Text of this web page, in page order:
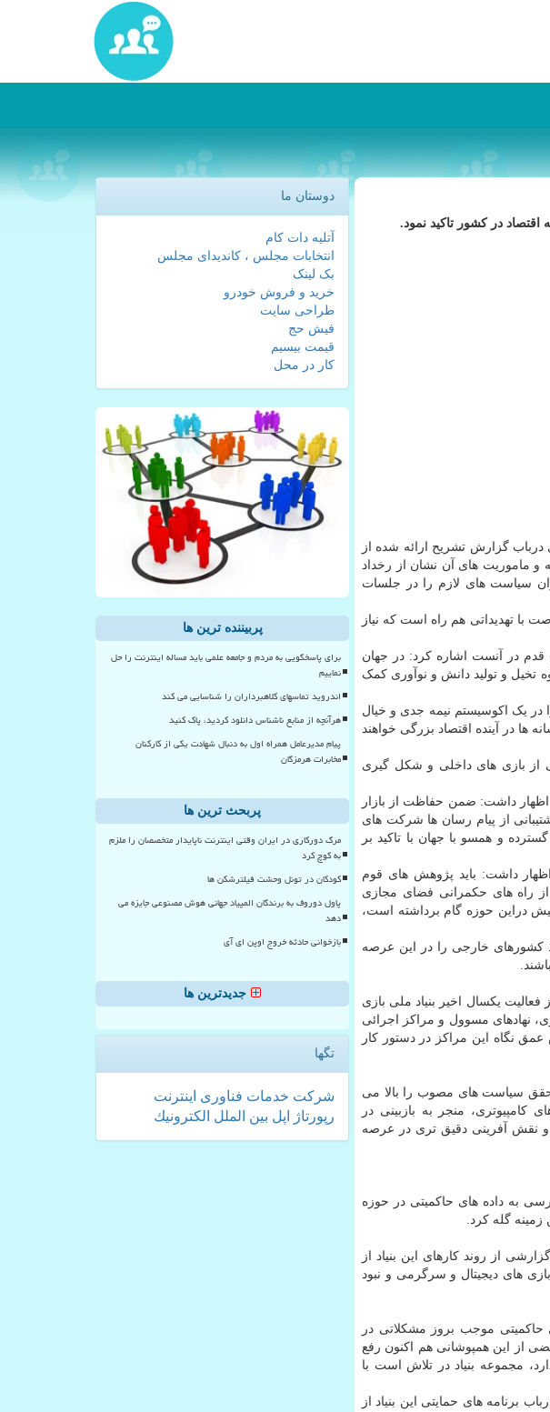
در كشور تاكید نمود.
درباب گزارش تشریح ارائه شده از
و ماموریت های آن نشان از رخداد
سیاست های لازم را در جلسات
با تهدیداتی هم راه است که نیاز
در آنست اشاره کرد: در جهان
تخیل و تولید دانش و نوآوری کمک
در یک اکوسیستم نیمه جدی و خیال
ها در آینده اقتصاد بزرگی خواهند
از بازی های داخلی و شکل گیری
اظهار داشت: ضمن حفاظت از بازار
از پیام رسان ها شرکت های
و همسو با جهان با تاکید بر
داشت: باید پژوهش های قوم
راه های حکمرانی فضای مجازی
دراین حوزه گام برداشته است،
کشورهای خارجی را در این عرصه
یکسال اخیر بنیاد ملی بازی
نهادهای مسوول و مراکز اجرائی
نگاه این مراکز در دستور کار
تحقق سیاست های مصوب را بالا می
منجر به بازبینی در
و نقش آفرینی دقیق تری در عرصه
به داده های حاکمیتی در حوزه
زمینه گله کرد.
از روند کارهای این بنیاد از
های دیجیتال و سرگرمی و نبود
حاکمیتی موجب بروز مشکلاتی در
از این همپوشانی هم اکنون رفع
مجموعه بنیاد در تلاش است با
برنامه های حمایتی این بنیاد از
دوستان ما
آتلیه دات کام
انتخابات مجلس ، کاندیدای مجلس
بک لینک
خرید و فروش خودرو
طراحی سایت
فیش حج
قیمت بیسیم
کار در محل
پربیننده ترین ها
برای پاسخگویی به مردم و جامعه علمی باید مساله اینترنت را حل
نماییم
اندروید تماسهای کلاهبرداران را شناسایی می کند
هرآنچه از منابع ناشناس دانلود کردید، پاک کنید
پیام مدیرعامل همراه اول به دنبال شهادت یکی از کارکنان
مخابرات هرمزگان
پربحث ترین ها
مرگ دورکاری در ایران وقتی اینترنت ناپایدار متخصصان را ملزم
به کوچ کرد
کودکان در تونل وحشت فیلترشکن ها
پاول دوروف به برندگان المپیاد جهانی هوش مصنوعی جایزه می
دهد
بازخوانی حادثه خروج اوپن ای آی
جدیدترین ها
تگها
شركت خدمات فناوری اینترنت
رپورتاژ
اپل بین الملل الكترونیك